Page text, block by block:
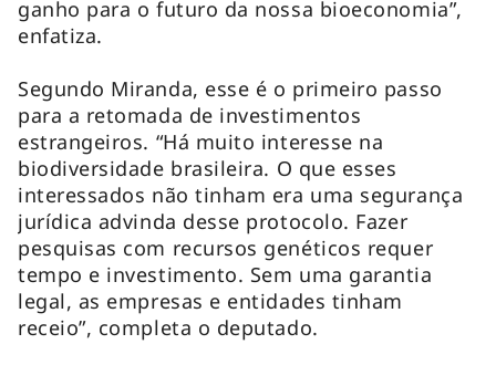
ganho para o futuro da nossa bioeconomia”,
enfatiza.
Segundo Miranda, esse é o primeiro passo
para a retomada de investimentos
estrangeiros. “Há muito interesse na
biodiversidade brasileira. O que esses
interessados não tinham era uma segurança
jurídica advinda desse protocolo. Fazer
pesquisas com recursos genéticos requer
tempo e investimento. Sem uma garantia
legal, as empresas e entidades tinham
receio”, completa o deputado.